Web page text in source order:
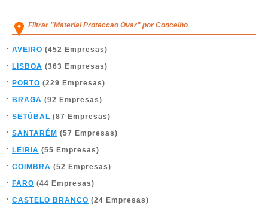
Filtrar "Material Proteccao Ovar" por Concelho
AVEIRO (452 Empresas)
LISBOA (363 Empresas)
PORTO (229 Empresas)
BRAGA (92 Empresas)
SETÚBAL (87 Empresas)
SANTARÉM (57 Empresas)
LEIRIA (55 Empresas)
COIMBRA (52 Empresas)
FARO (44 Empresas)
CASTELO BRANCO (24 Empresas)